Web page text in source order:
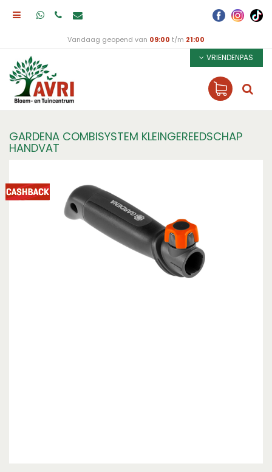
Vandaag geopend van 09:00 t/m 21:00
VRIENDENPAS
GARDENA COMBISYSTEM KLEINGEREEDSCHAP
HANDVAT